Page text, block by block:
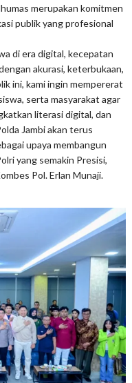
merupakan komitmen
publik yang profesional
di era digital, kecepatan
akurasi, keterbukaan,
ini, kami ingin mempererat
serta masyarakat agar
literasi digital, dan
Jambi akan terus
upaya membangun
yang semakin Presisi,
Pol. Erlan Munaji.